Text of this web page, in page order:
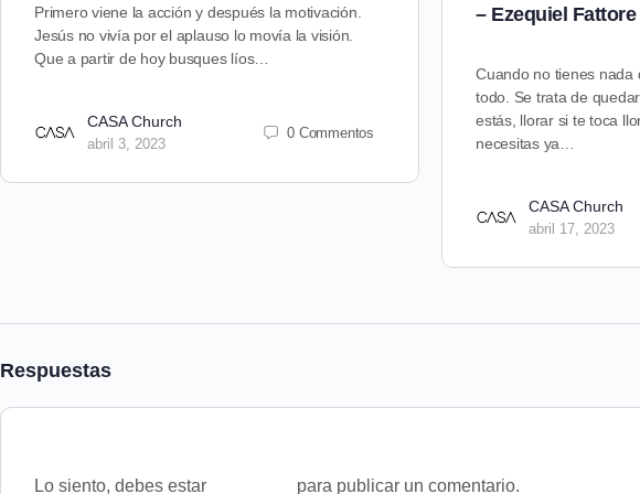
Primero viene la acción y después la motivación.
Jesús no vivía por el aplauso lo movía la visión.
Que a partir de hoy busques líos…
CASA Church
abril 3, 2023
0 Commentos
– Ezequiel Fattore
Cuando no tienes nada
todo. Se trata de
estás, llorar si te toca
necesitas ya…
CASA Church
abril 17, 2023
Respuestas
Lo siento, debes estar para publicar un comentario.